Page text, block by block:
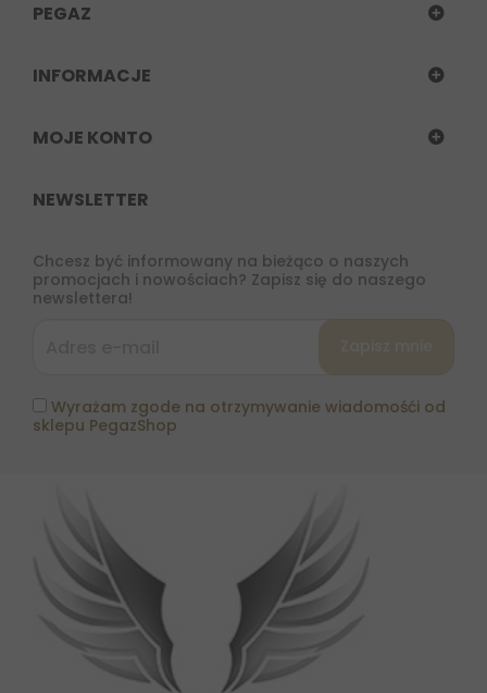
PEGAZ
INFORMACJE
MOJE KONTO
NEWSLETTER
Chcesz być informowany na bieżąco o naszych
promocjach i nowościach? Zapisz się do naszego
newslettera!
Wyrażam zgode na otrzymywanie wiadomośći od
sklepu PegazShop